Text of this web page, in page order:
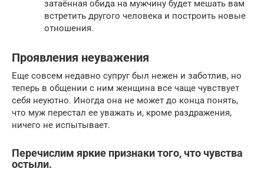
затаённая обида на мужчину будет мешать вам
встретить другого человека и построить новые
отношения.
Проявления неуважения
Еще совсем недавно супруг был нежен и заботлив, но
теперь в общении с ним женщина все чаще чувствует
себя неуютно. Иногда она не может до конца понять,
что муж перестал ее уважать и, кроме раздражения,
ничего не испытывает.
Перечислим яркие признаки того, что чувства
остыли.